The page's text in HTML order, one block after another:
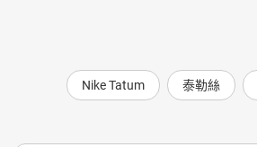
Nike Tatum 泰勒絲